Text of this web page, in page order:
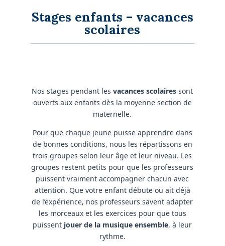
Stages enfants – vacances
scolaires
Nos stages pendant lesvacances scolaires sont
ouverts aux enfants dès la moyenne section de
maternelle.
Pour que chaque jeune puisse apprendre dans
de bonnes conditions, nous les répartissons en
trois groupes selon leur âge et leur niveau. Les
groupes restent petits pour que les professeurs
puissent vraiment accompagner chacun avec
attention. Que votre enfant débute ou ait déjà
de l’expérience, nos professeurs savent adapter
les morceaux et les exercices pour que tous
puissent jouer de la musique ensemble, à leur
rythme.